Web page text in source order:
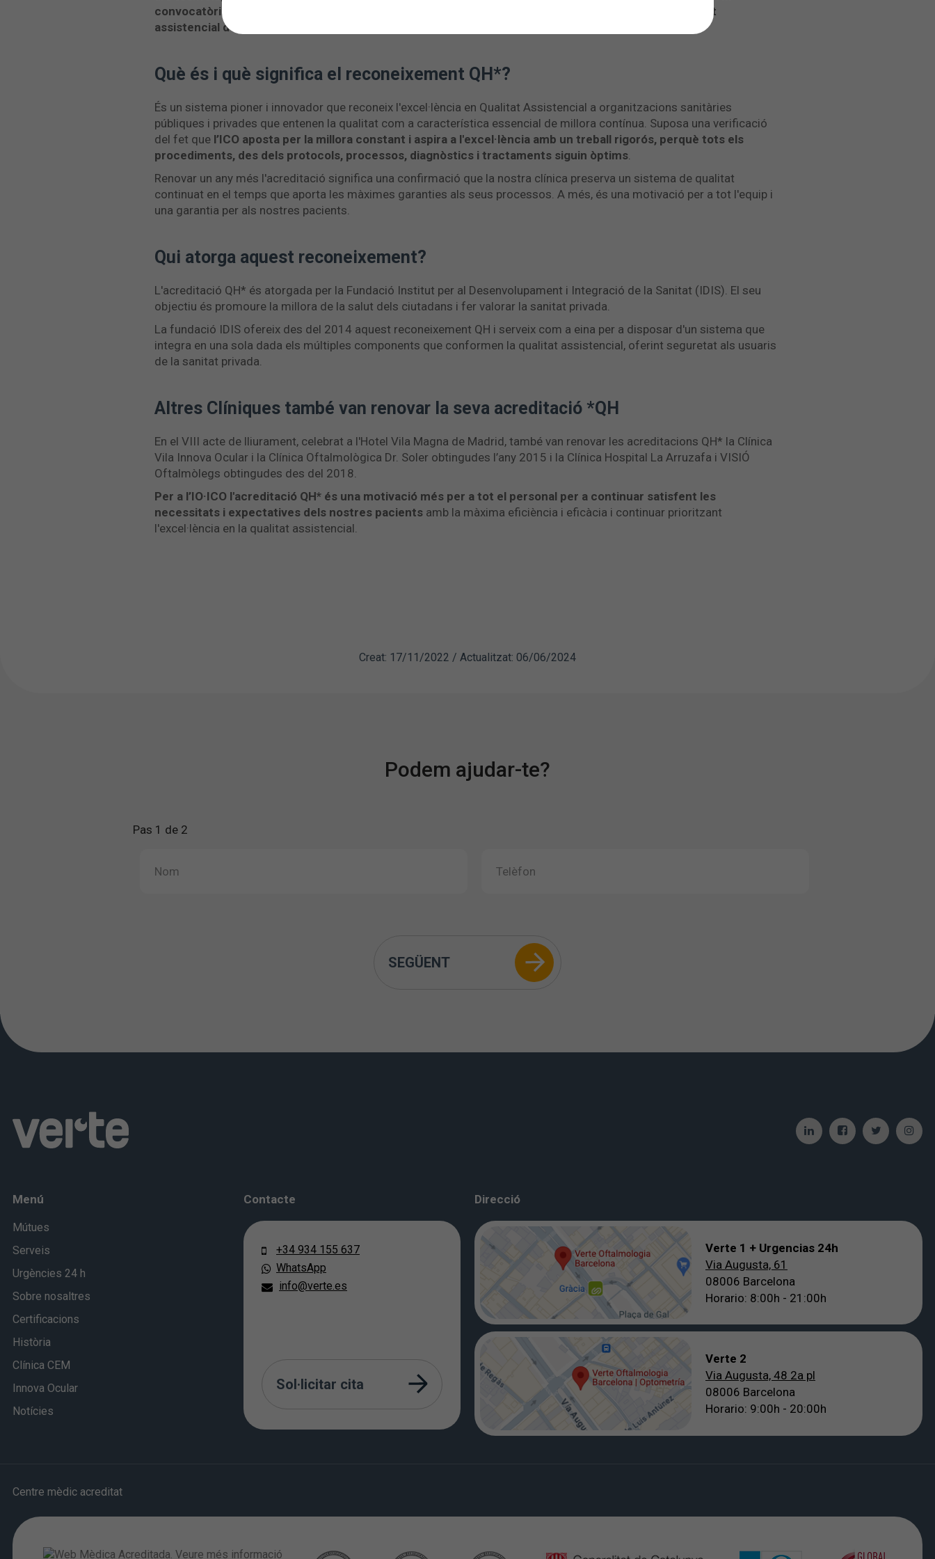
convocatòria a Madrid, en la qual es va renovar un any més el reconeixement d'excel·lència en qualitat
assistencial de l’IO·ICO
Què és i què significa el reconeixement QH*?
És un sistema pioner i innovador que reconeix l'excel·lència en Qualitat Assistencial a organitzacions sanitàries
públiques i privades que entenen la qualitat com a característica essencial de millora contínua. Suposa una verificació
del fet que l’ICO aposta per la millora constant i aspira a l'excel·lència amb un treball rigorós, perquè tots els
procediments, des dels protocols, processos, diagnòstics i tractaments siguin òptims.
Renovar un any més l'acreditació significa una confirmació que la nostra clínica preserva un sistema de qualitat
continuat en el temps que aporta les màximes garanties als seus processos. A més, és una motivació per a tot l'equip i
una garantia per als nostres pacients.
Qui atorga aquest reconeixement?
L'acreditació QH* és atorgada per la Fundació Institut per al Desenvolupament i Integració de la Sanitat (IDIS). El seu
objectiu és promoure la millora de la salut dels ciutadans i fer valorar la sanitat privada.
La fundació IDIS ofereix des del 2014 aquest reconeixement QH i serveix com a eina per a disposar d'un sistema que
integra en una sola dada els múltiples components que conformen la qualitat assistencial, oferint seguretat als usuaris
de la sanitat privada.
Altres Clíniques també van renovar la seva acreditació *QH
En el VIII acte de lliurament, celebrat a l'Hotel Vila Magna de Madrid, també van renovar les acreditacions QH* la Clínica
Vila Innova Ocular i la Clínica Oftalmològica Dr. Soler obtingudes l’any 2015 i la Clínica Hospital La Arruzafa i VISIÓ
Oftalmòlegs obtingudes des del 2018.
Per a l’IO·ICO l'acreditació QH* és una motivació més per a tot el personal per a continuar satisfent les
necessitats i expectatives dels nostres pacients amb la màxima eficiència i eficàcia i continuar prioritzant
l'excel·lència en la qualitat assistencial.
Creat: 17/11/2022 / Actualitzat: 06/06/2024
Podem ajudar-te?
Pas 1 de 2
SEGÜENT
Menú
Mútues
Serveis
Urgències 24 h
Sobre nosaltres
Certificacions
Història
Clínica CEM
Innova Ocular
Notícies
Contacte
+34 934 155 637
WhatsApp
info@verte.es
Sol·licitar cita
Direcció
Verte 1 + Urgencias 24h
Via Augusta, 61
08006 Barcelona
Horario: 8:00h - 21:00h
Verte 2
Via Augusta, 48 2a pl
08006 Barcelona
Horario: 9:00h - 20:00h
Centre mèdic acreditat